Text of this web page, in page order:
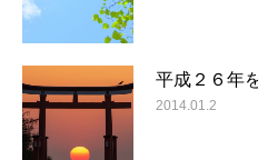
平成２６年
2014.01.2